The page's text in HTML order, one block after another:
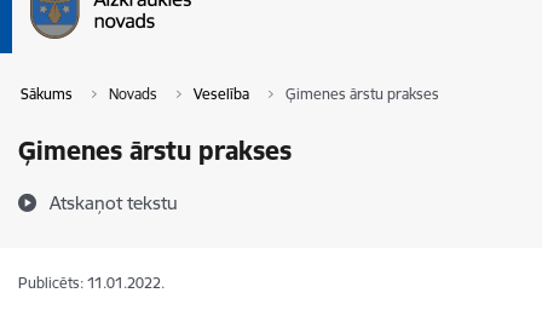
Sākums Novads Veselība Ģimenes ārstu prakses
Ģimenes ārstu prakses
Atskaņot tekstu
Publicēts: 11.01.2022.